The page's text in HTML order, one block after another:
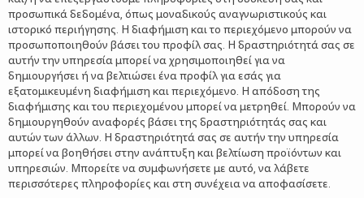
προσωπικά δεδομένα, όπως μοναδικούς αναγνωριστικούς και
ιστορικό περιήγησης. Η διαφήμιση και το περιεχόμενο μπορούν να
προσωποποιηθούν βάσει του προφίλ σας. Η δραστηριότητά σας σε
αυτήν την υπηρεσία μπορεί να χρησιμοποιηθεί για να
δημιουργήσει ή να βελτιώσει ένα προφίλ για εσάς για
εξατομικευμένη διαφήμιση και περιεχόμενο. Η απόδοση της
διαφήμισης και του περιεχομένου μπορεί να μετρηθεί. Μπορούν να
δημιουργηθούν αναφορές βάσει της δραστηριότητάς σας και
αυτών των άλλων. Η δραστηριότητά σας σε αυτήν την υπηρεσία
μπορεί να βοηθήσει στην ανάπτυξη και βελτίωση προϊόντων και
υπηρεσιών. Μπορείτε να συμφωνήσετε με αυτό, να λάβετε
περισσότερες πληροφορίες και στη συνέχεια να αποφασίσετε.